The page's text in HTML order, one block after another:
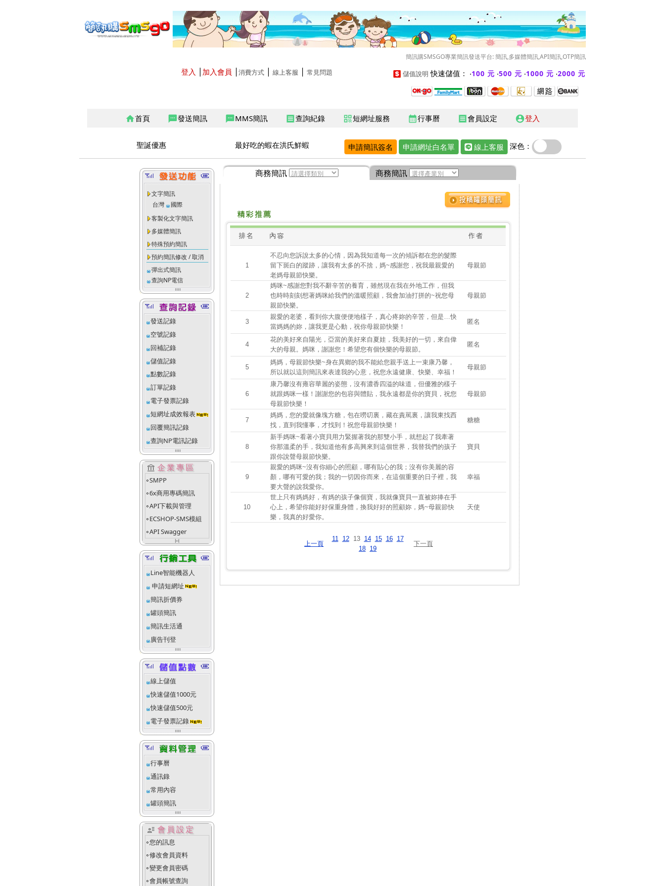
簡訊購SMSGO專業簡訊發送平台: 簡訊,多媒體簡訊,API簡訊,OTP簡訊
登入 加入會員 消費方式 線上客服 常見問題 儲值說明 快速儲值： ‧100 元 ‧500 元 ‧1000 元 ‧2000 元
home首頁 sms發送簡訊 smsMMS簡訊 receipt 查詢紀錄 qr_code短網址服務 calendar_month行事曆 receipt 會員設定 account_circle登入
聖誕優惠 最好吃的蝦在洪氏鮮蝦 申請簡訊簽名 申請網址白名單 線上客服 深色：
文字簡訊
台灣
國際
客製化文字簡訊
多媒體簡訊
特殊預約簡訊
預約簡訊修改 / 取消
彈出式簡訊
查詢NP電信
發送記錄
空號記錄
回補記錄
儲值記錄
點數記錄
訂單記錄
電子發票記錄
短網址成效報表
回覆簡訊記錄
查詢NP電訊記錄
account_balance 企業專區
fiber_manual_record SMPP
fiber_manual_record 6x商用專碼簡訊
fiber_manual_record API下載與管理
fiber_manual_record ECSHOP-SMS模組
fiber_manual_record API Swagger
align_justify_space_even
Line智能機器人
申請短網址
簡訊折價券
罐頭簡訊
簡訊生活通
廣告刊登
線上儲值
快速儲值1000元
快速儲值500元
電子發票記錄
行事曆
通訊錄
常用內容
罐頭簡訊
user_attributes 會員設定
fiber_manual_record 您的訊息
fiber_manual_record 修改會員資料
fiber_manual_record 變更會員密碼
fiber_manual_record 會員帳號查詢
商務簡訊 商務簡訊
1
不忍向您訴說太多的心情，因為我知道每一次的傾訴都在您的髮際
留下斑白的蹤跡，讓我有太多的不捨，媽~感謝您，祝我最親愛的
老媽母親節快樂。
母親節
2
媽咪~感謝您對我不辭辛苦的養育，雖然現在我在外地工作，但我
也時時刻刻想著媽咪給我們的溫暖照顧，我會加油打拼的~祝您母
親節快樂。
母親節
3
親愛的老婆，看到你大腹便便地樣子，真心疼妳的辛苦，但是…快
當媽媽的妳，讓我更是心動，祝你母親節快樂！
匿名
4
花的美好來自陽光，亞當的美好來自夏娃，我美好的一切，來自偉
大的母親。媽咪，謝謝您！希望您有個快樂的母親節。
匿名
5
媽媽，母親節快樂~身在異鄉的我不能給您親手送上一束康乃馨，
所以就以這則簡訊來表達我的心意，祝您永遠健康、快樂、幸福！
母親節
6
康乃馨沒有雍容華麗的姿態，沒有濃香四溢的味道，但優雅的樣子
就跟媽咪一樣！謝謝您的包容與體貼，我永遠都是你的寶貝，祝您
母親節快樂！
母親節
7
媽媽，您的愛就像塊方糖，包在嘮叨裏，藏在責駡裏，讓我東找西
找，直到我懂事，才找到！祝您母親節快樂！
糖糖
8
新手媽咪~看著小寶貝用力緊握著我的那雙小手，就想起了我牽著
你那溫柔的手，我知道他有多高興來到這個世界，我替我們的孩子
跟你說聲母親節快樂。
寶貝
9
親愛的媽咪~沒有你細心的照顧，哪有貼心的我；沒有你美麗的容
顏，哪有可愛的我；我的一切因你而來，在這個重要的日子裡，我
要大聲的說我愛你。
幸福
10
世上只有媽媽好，有媽的孩子像個寶，我就像寶貝一直被妳捧在手
心上，希望你能好好保重身體，換我好好的照顧妳，媽~母親節快
樂，我真的好愛你。
天使
上一頁
11 1213 14 15 16
17
18 19
下一頁